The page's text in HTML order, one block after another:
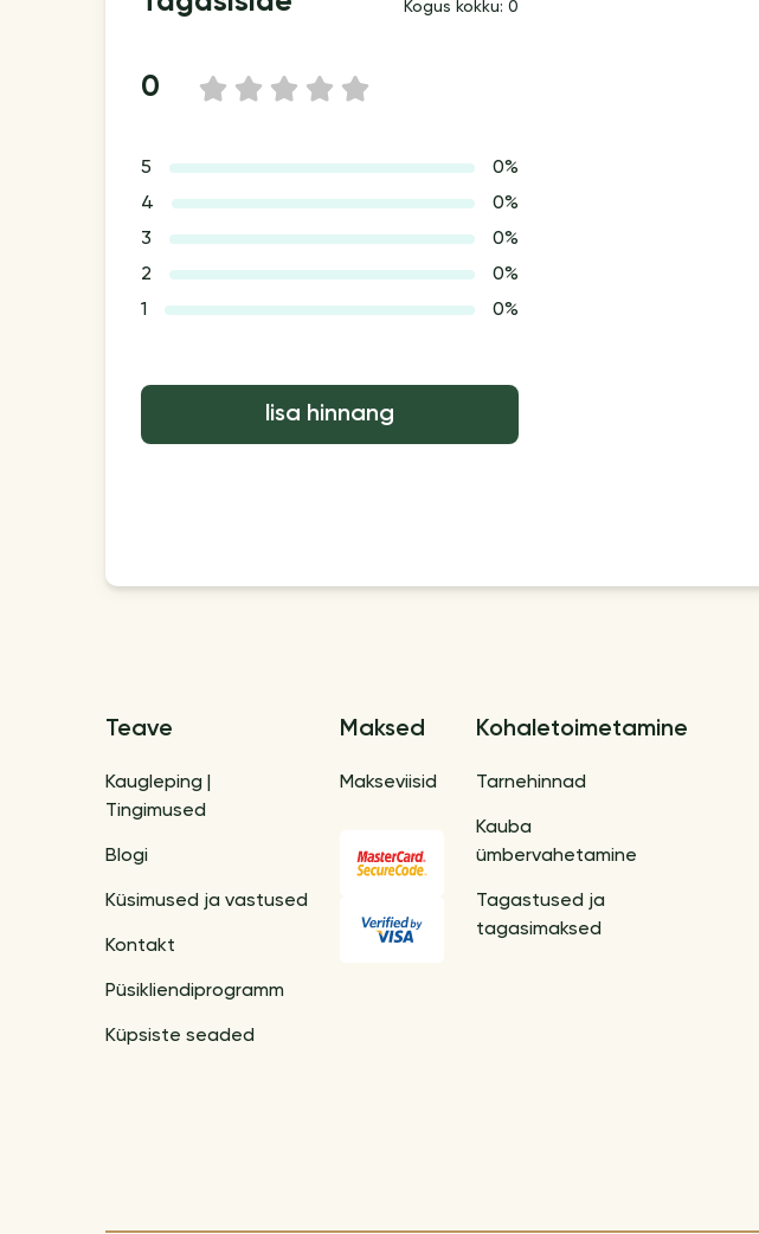
Kogus kokku: 0
0 5
4
3
2
1
5
0%
4
0%
3
0%
2
0%
1
0%
lisa hinnang
Teave
Kaugleping |
Tingimused
Blogi
Küsimused ja vastused
Kontakt
Püsikliendiprogramm
Küpsiste seaded
Maksed
Makseviisid
Kohaletoimetamine
Tarnehinnad
Kauba
ümbervahetamine
Tagastused ja
tagasimaksed